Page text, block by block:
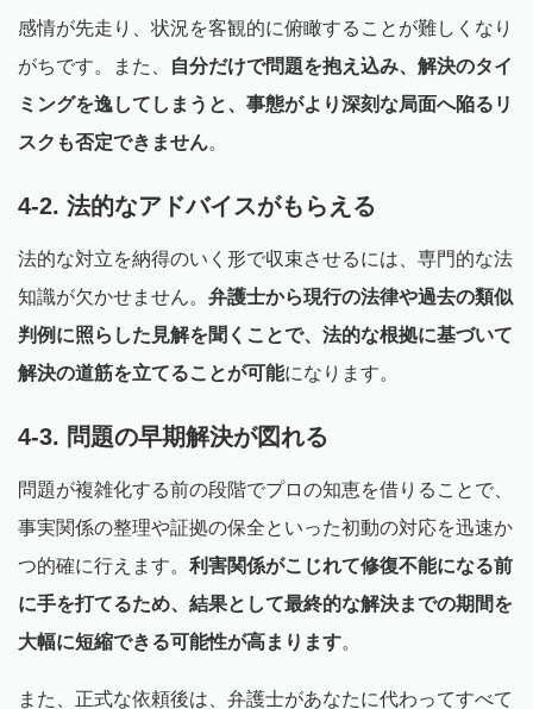
感情が先走り、状況を客観的に俯瞰することが難しくなり
がちです。また、
自分だけで問題を抱え込み、解決のタイ
ミングを逸してしまうと、事態がより深刻な局面へ陥るリ
スクも否定できません。
4-2. 法的なアドバイスがもらえる
法的な対立を納得のいく形で収束させるには、専門的な法
知識が欠かせません。 弁護士から現行の法律や過去の類似
判例に照らした見解を聞くことで、法的な根拠に基づいて
解決の道筋を立てることが可能になります。
4-3. 問題の早期解決が図れる
問題が複雑化する前の段階でプロの知恵を借りることで、
事実関係の整理や証拠の保全といった初動の対応を迅速か
つ的確に行えます。 利害関係がこじれて修復不能になる前
に手を打てるため、結果として最終的な解決までの期間を
大幅に短縮できる可能性が高まります。
また、正式な依頼後は、弁護士があなたに代わってすべて